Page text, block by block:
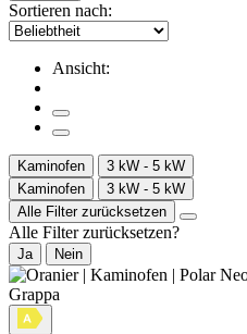
Sortieren nach:
Ansicht:
Kaminofen
3 kW - 5 kW
Kaminofen
3 kW - 5 kW
Alle Filter zurücksetzen
Alle Filter zurücksetzen?
Ja Nein